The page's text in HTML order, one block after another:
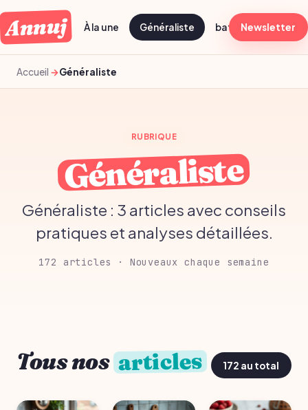
Annuj À la une Généraliste batch cooking
Newsletter
Accueil Généraliste
RUBRIQUE
Généraliste
Généraliste : 3 articles avec conseils
pratiques et analyses détaillées.
172 articles · Nouveaux chaque semaine
Tous nos articles 172 au total